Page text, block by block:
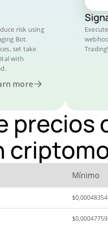
risk using
Bot.
set take
with
more
precios
Mínimo